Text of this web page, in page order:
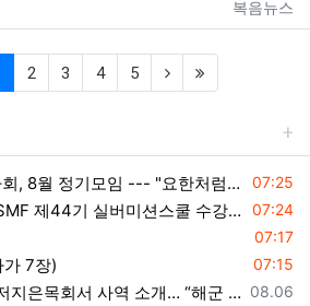
등록자
복음뉴스
(current)
2 3 4 5 (next)
등록일
07:25
기모임 --- "요한처럼 예수님만 높이며 살자"
등록일
07:24
제44기 실버미션스쿨 수강생 모집
등록일
07:17
등록일
07:15
가 7장)
등록일
08.06
… “해군 함정마다 예배 공동체 세우는 일에 기도와 협력을”